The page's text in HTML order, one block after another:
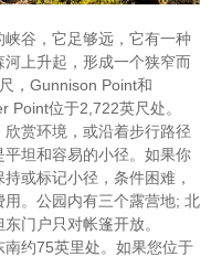
谷，它足够远，它有一种
上升起，形成一个狭窄而
，Gunnison Point和
Point位于2,722英尺处。
赏环境，或沿着步行路径
坦和容易的小径。如果你
或标记小径，条件困难，
。公园内有三个露营地; 北
门户只对帐篷开放。
约75英里处。如果您位于